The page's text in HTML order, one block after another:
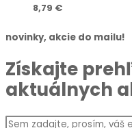
8,79 €
novinky, akcie do mailu!
Získajte
aktuálnych